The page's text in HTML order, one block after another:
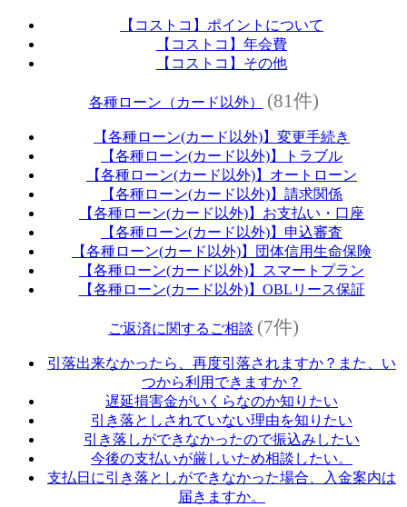
【コストコ】ポイントについて
【コストコ】年会費
【コストコ】その他
各種ローン（カード以外） (81件)
【各種ローン(カード以外)】変更手続き
【各種ローン(カード以外)】トラブル
【各種ローン(カード以外)】オートローン
【各種ローン(カード以外)】請求関係
【各種ローン(カード以外)】お支払い・口座
【各種ローン(カード以外)】申込審査
【各種ローン(カード以外)】団体信用生命保険
【各種ローン(カード以外)】スマートプラン
【各種ローン(カード以外)】OBLリース保証
ご返済に関するご相談 (7件)
引落出来なかったら、再度引落されますか？また、い
つから利用できますか？
遅延損害金がいくらなのか知りたい
引き落としされていない理由を知りたい
引き落しができなかったので振込みしたい
今後の支払いが厳しいため相談したい。
支払日に引き落としができなかった場合、入金案内は
届きますか。